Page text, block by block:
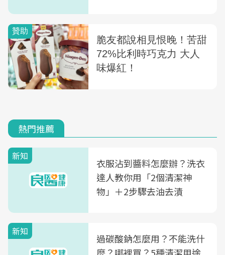
熱門推薦
新知
衣服沾到醬料怎麼辦？洗衣
達人教你用「2個清潔神
物」＋2步驟去油去漬
新知
過碳酸鈉怎麼用？不能洗什